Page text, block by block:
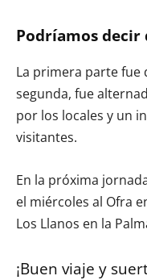
Podríamos decir
La primera parte fue
segunda, fue
por los locales y un
visitantes.
En la próxima
el miércoles al Ofra
Los Llanos en la
¡Buen viaje y